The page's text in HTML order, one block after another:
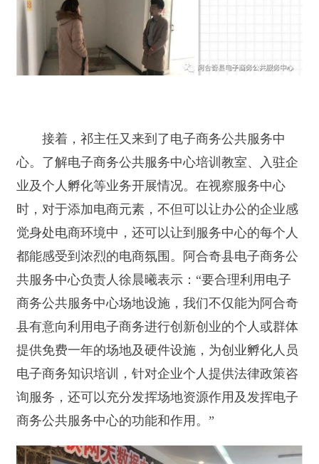
心。了解电子商务公共服务中心培训教室、入驻企
业及个人孵化等业务开展情况。在视察服务中心
时，对于添加电商元素，不但可以让办公的企业感
觉身处电商环境中，还可以让到服务中心的每个人
商务公共服务中心场地设施，我们不仅能为阿合奇
县有意向利用电子商务进行创新创业的个人或群体
提供免费一年的场地及硬件设施，为创业孵化人员
电子商务知识培训，针对企业个人提供法律政策咨
商务公共服务中心的功能和作用。”